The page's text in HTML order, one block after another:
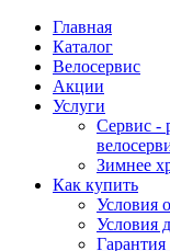
Главная
Каталог
Велосервис
Акции
Услуги
Сервис -
Зимнее
Как купить
Условия
Условия
Гарантия